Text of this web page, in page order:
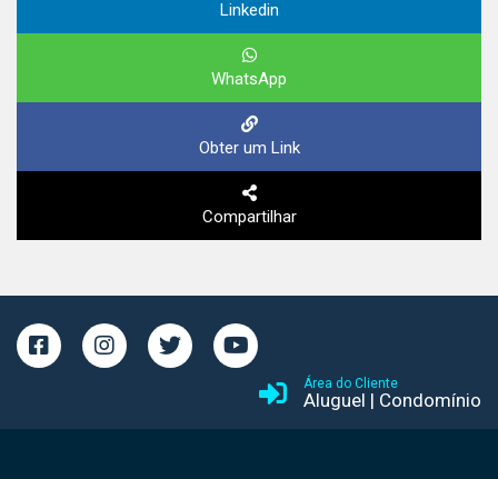
Linkedin
WhatsApp
Obter um Link
Compartilhar
Área do Cliente
Aluguel | Condomínio